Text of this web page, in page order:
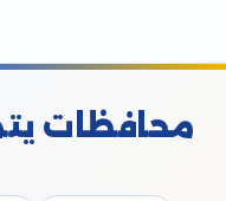
محافظات